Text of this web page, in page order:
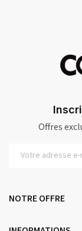
Offres
NOTRE OFFRE